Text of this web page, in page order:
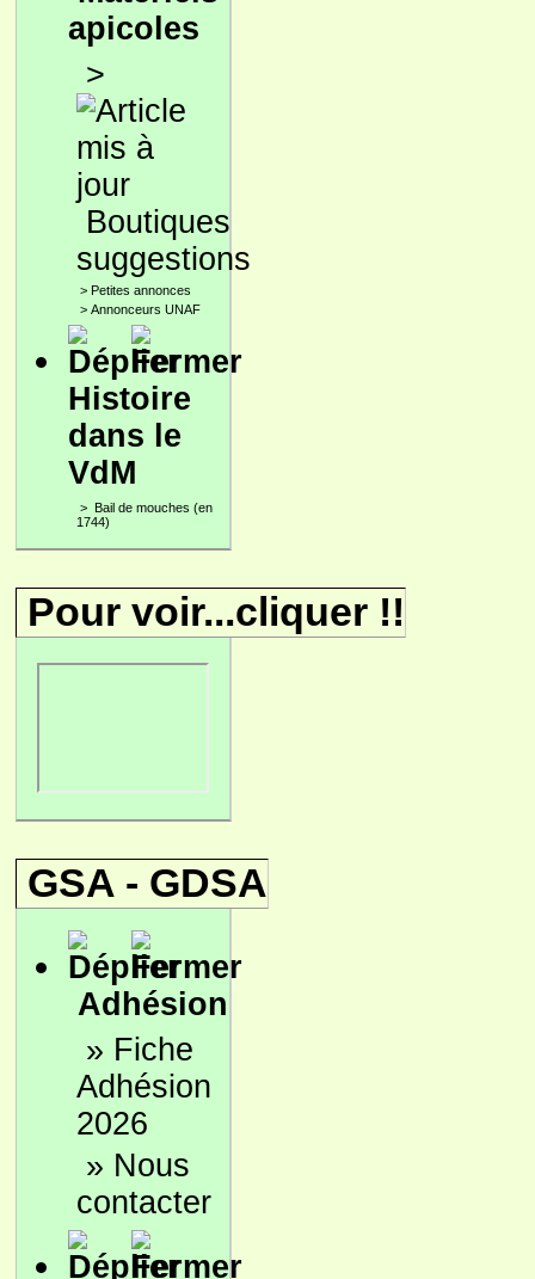
apicoles
>
Boutiques
suggestions
> Petites annonces
> Annonceurs UNAF
Histoire
dans le
VdM
> Bail de mouches (en
1744)
Pour voir...cliquer !!
GSA - GDSA
Adhésion
» Fiche
Adhésion
2026
» Nous
contacter